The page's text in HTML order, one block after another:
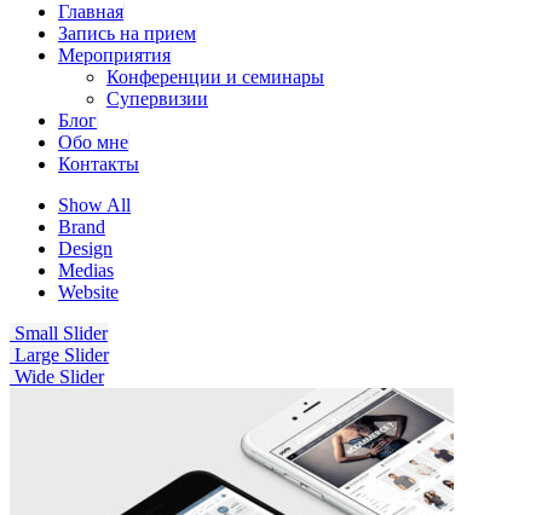
Главная
Запись на прием
Мероприятия
Конференции и семинары
Супервизии
Блог
Обо мне
Контакты
Show All
Brand
Design
Medias
Website
Small Slider
Large Slider
Wide Slider